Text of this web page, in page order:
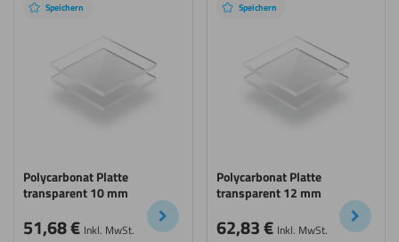
Speichern
Polycarbonat Platte
transparent 10 mm
51,68€ Inkl. MwSt.
Speichern
Polycarbonat Platte
transparent 12 mm
62,83€ Inkl. MwSt.